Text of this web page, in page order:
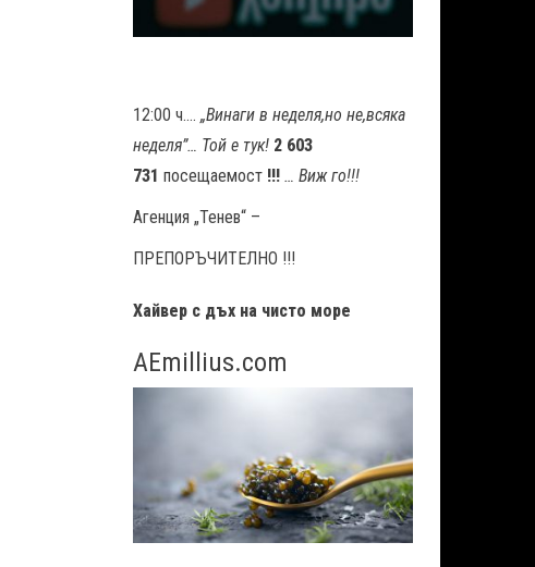
12:00 ч…. „Винаги в неделя,но не,всяка
неделя”… Той е тук! 2 603
731 посещаемост !!! … Виж го!!!
Агенция „Тенев“ –
ПРЕПОРЪЧИТЕЛНО !!!
Хайвер с дъх на чисто море
AEmillius.com